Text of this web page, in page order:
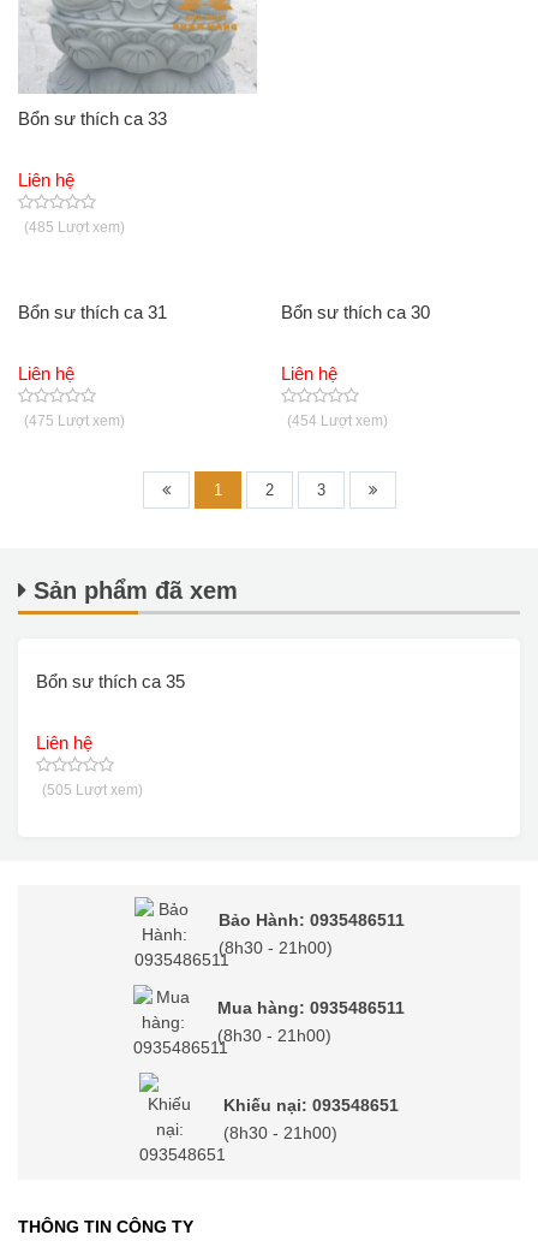
Bổn sư thích ca 33
Liên hệ
(485 Lượt xem)
Bổn sư thích ca 31
Liên hệ
(475 Lượt xem)
Bổn sư thích ca 30
Liên hệ
(454 Lượt xem)
1 2 3
Sản phẩm đã xem
Bổn sư thích ca 35
Liên hệ
(505 Lượt xem)
Bảo Hành: 0935486511
(8h30 - 21h00)
Mua hàng: 0935486511
(8h30 - 21h00)
Khiếu nại: 093548651
(8h30 - 21h00)
THÔNG TIN CÔNG TY